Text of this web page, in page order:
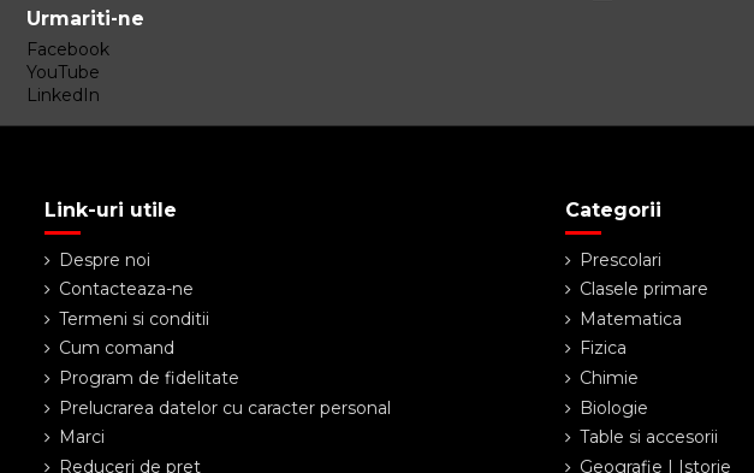
Urmariti-ne
Facebook
YouTube
LinkedIn
Link-uri utile
Despre noi
Contacteaza-ne
Termeni si conditii
Cum comand
Program de fidelitate
Prelucrarea datelor cu caracter personal
Marci
Reduceri de pret
Categorii
Prescolari
Clasele primare
Matematica
Fizica
Chimie
Biologie
Table si accesorii
Geografie | Istorie